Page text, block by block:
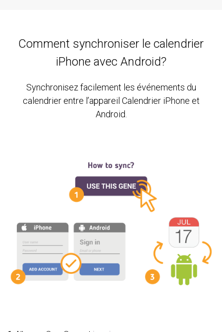
Comment synchroniser le calendrier
iPhone avec Android?
Synchronisez facilement les événements du
calendrier entre l’appareil Calendrier iPhone et
Android.